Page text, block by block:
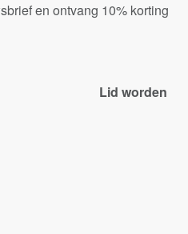
en ontvang 10% korting